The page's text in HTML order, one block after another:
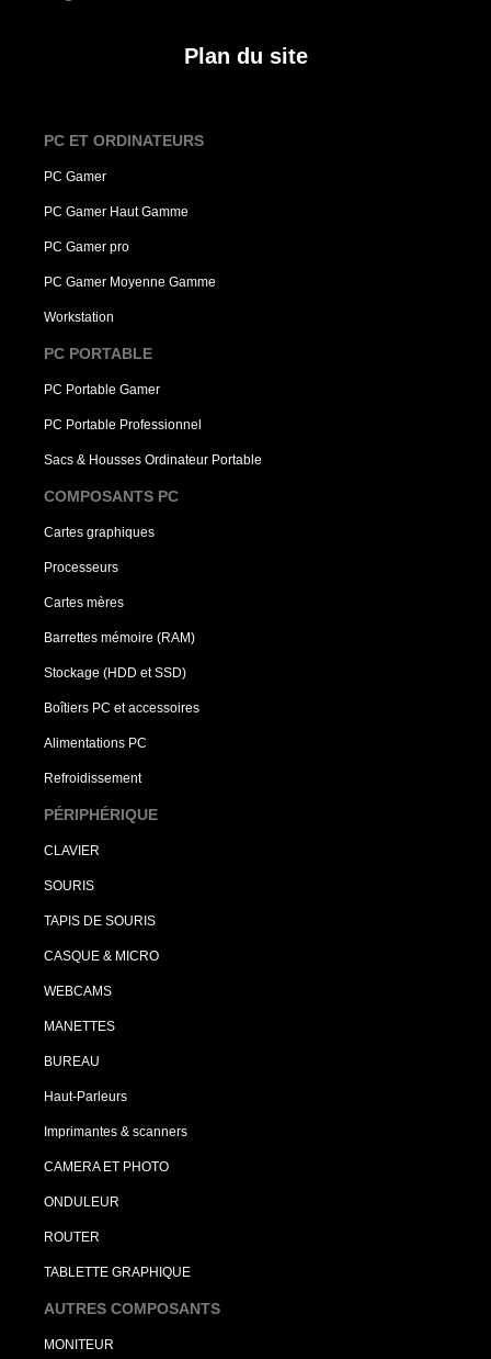
Plan du site
PC ET ORDINATEURS
PC Gamer
PC Gamer Haut Gamme
PC Gamer pro
PC Gamer Moyenne Gamme
Workstation
PC PORTABLE
PC Portable Gamer
PC Portable Professionnel
Sacs & Housses Ordinateur Portable
COMPOSANTS PC
Cartes graphiques
Processeurs
Cartes mères
Barrettes mémoire (RAM)
Stockage (HDD et SSD)
Boîtiers PC et accessoires
Alimentations PC
Refroidissement
PÉRIPHÉRIQUE
CLAVIER
SOURIS
TAPIS DE SOURIS
CASQUE & MICRO
WEBCAMS
MANETTES
BUREAU
Haut-Parleurs
Imprimantes & scanners
CAMERA ET PHOTO
ONDULEUR
ROUTER
TABLETTE GRAPHIQUE
AUTRES COMPOSANTS
MONITEUR